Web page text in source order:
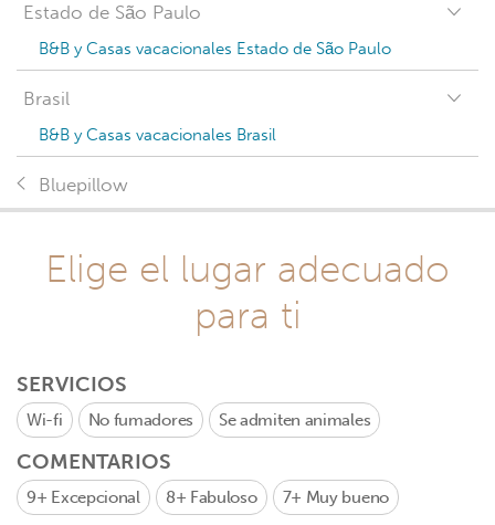
Estado de São Paulo
B&B y Casas vacacionales Estado de São Paulo
Brasil
B&B y Casas vacacionales Brasil
Bluepillow
Elige el lugar adecuado
para ti
SERVICIOS
Wi-fi No fumadores Se admiten animales
COMENTARIOS
9+ Excepcional 8+ Fabuloso 7+ Muy bueno